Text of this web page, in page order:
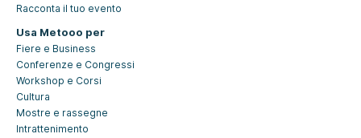
Racconta il tuo evento
Usa Metooo per
Fiere e Business
Conferenze e Congressi
Workshop e Corsi
Cultura
Mostre e rassegne
Intrattenimento